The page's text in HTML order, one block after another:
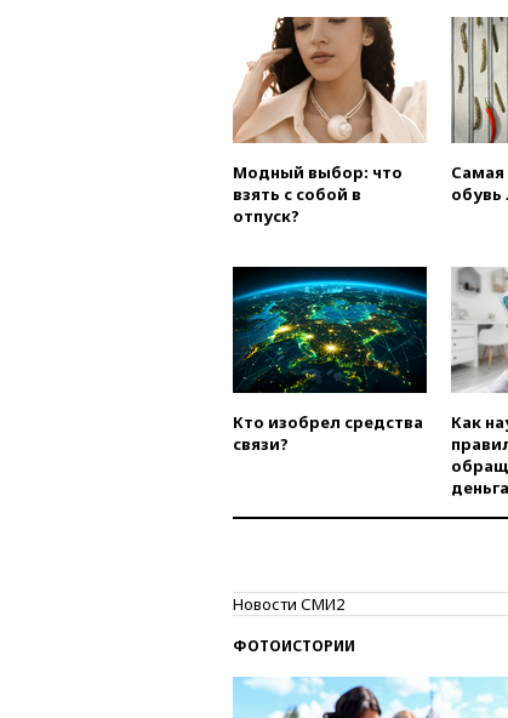
Модный выбор: что
взять с собой в
отпуск?
Самая
обувь
Кто изобрел средства
связи?
Как
Новости СМИ2
ФОТОИСТОРИИ